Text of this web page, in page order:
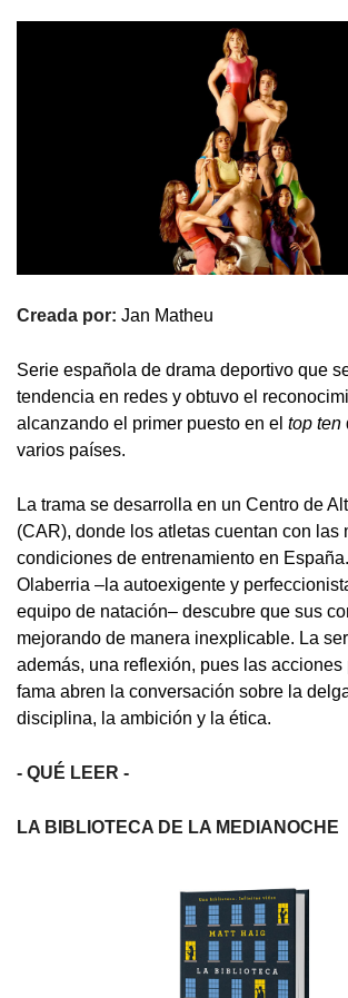
Creada por: Jan Matheu
Serie española de drama deportivo que
tendencia en redes y obtuvo el
alcanzando el primer puesto en el top ten
varios países.
La trama se desarrolla en un Centro de
(CAR), donde los atletas cuentan con las
condiciones de entrenamiento en
Olaberria –la autoexigente y
equipo de natación– descubre que sus
mejorando de manera inexplicable. La
además, una reflexión, pues las acciones
fama abren la conversación sobre la
disciplina, la ambición y la ética.
- QUÉ LEER -
LA BIBLIOTECA DE LA MEDIANOCHE